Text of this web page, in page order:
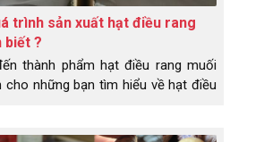
trình sản xuất hạt điều rang
biết ?
thành phẩm hạt điều rang muối
cho những bạn tìm hiểu về hạt điều